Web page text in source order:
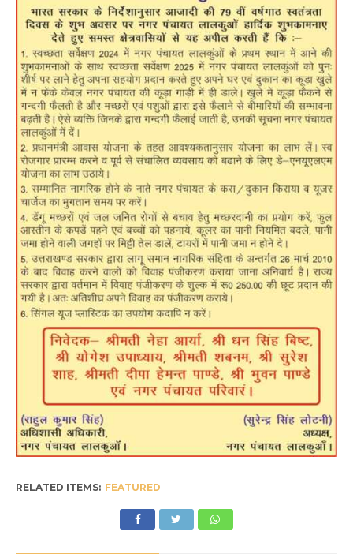
RELATED ITEMS: FEATURED